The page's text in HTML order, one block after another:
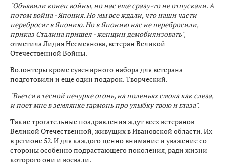
"Объявили конец войны, но нас еще сразу-то не отпускали. А
потом война - Япония. Но мы все ждали, что наши части
перебросят в Японию. Но в Японию нас не перебросили,
приказ Сталина пришел - женщин демобилизовать", -
отметила Лидия Несмеянова, ветеран Великой
Отечественной Войны.
Волонтеры кроме сувенирного набора для ветерана
подготовили и еще один подарок. Творческий.
"Вьется в тесной печурке огонь, на поленьях смола как слеза,
и поет мне в землянке гармонь про улыбку твою и глаза".
Такие трогательные поздравления ждут всех ветеранов
Великой Отечественной, живущих в Ивановской области. Их
в регионе 52. И для каждого ценно внимание и уважение со
стороны особенно подрастающего поколения, ради жизни
которого они и воевали.